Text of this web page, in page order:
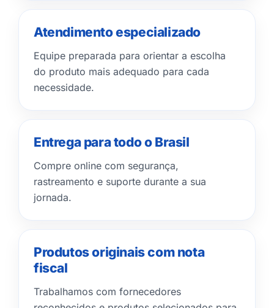
Atendimento especializado
Equipe preparada para orientar a escolha
do produto mais adequado para cada
necessidade.
Entrega para todo o Brasil
Compre online com segurança,
rastreamento e suporte durante a sua
jornada.
Produtos originais com nota
fiscal
Trabalhamos com fornecedores